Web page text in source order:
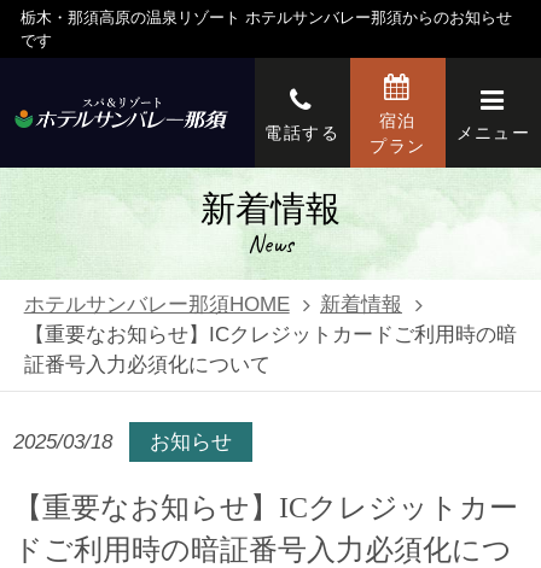
栃木・那須高原の温泉リゾート ホテルサンバレー那須からのお知らせ
です
電話する
宿泊
プラン
メニュー
新着情報
News
ホテルサンバレー那須HOME
新着情報
【重要なお知らせ】ICクレジットカードご利用時の暗
証番号入力必須化について
2025/03/18 お知らせ
【重要なお知らせ】ICクレジットカー
ドご利用時の暗証番号入力必須化につ